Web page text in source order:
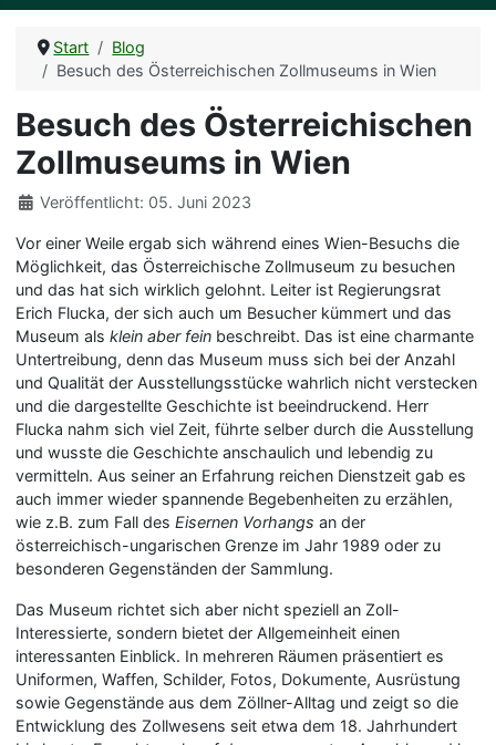
Start
Blog
Besuch des Österreichischen Zollmuseums in Wien
Besuch des Österreichischen
Zollmuseums in Wien
Details
Veröffentlicht: 05. Juni 2023
Vor einer Weile ergab sich während eines Wien-Besuchs die
Möglichkeit, das Österreichische Zollmuseum zu besuchen
und das hat sich wirklich gelohnt. Leiter ist Regierungsrat
Erich Flucka, der sich auch um Besucher kümmert und das
Museum alsklein aber fein beschreibt. Das ist eine charmante
Untertreibung, denn das Museum muss sich bei der Anzahl
und Qualität der Ausstellungsstücke wahrlich nicht verstecken
und die dargestellte Geschichte ist beeindruckend. Herr
Flucka nahm sich viel Zeit, führte selber durch die Ausstellung
und wusste die Geschichte anschaulich und lebendig zu
vermitteln. Aus seiner an Erfahrung reichen Dienstzeit gab es
auch immer wieder spannende Begebenheiten zu erzählen,
wie z.B. zum Fall desEisernen Vorhangs an der
österreichisch-ungarischen Grenze im Jahr 1989 oder zu
besonderen Gegenständen der Sammlung.
Das Museum richtet sich aber nicht speziell an Zoll-
Interessierte, sondern bietet der Allgemeinheit einen
interessanten Einblick. In mehreren Räumen präsentiert es
Uniformen, Waffen, Schilder, Fotos, Dokumente, Ausrüstung
sowie Gegenstände aus dem Zöllner-Alltag und zeigt so die
Entwicklung des Zollwesens seit etwa dem 18. Jahrhundert